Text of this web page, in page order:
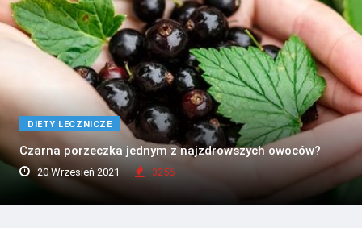
DIETY LECZNICZE
Czarna porzeczka jednym z najzdrowszych owoców?
20 Wrzesień 2021 3256